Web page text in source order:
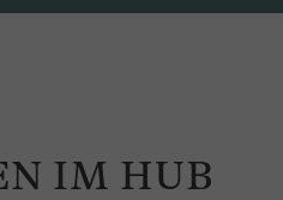
IM HUB